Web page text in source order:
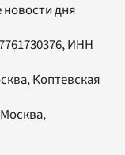
новости дня
ИНН
Коптевская
Москва,